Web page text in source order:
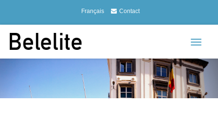
Français Contact
Toggle